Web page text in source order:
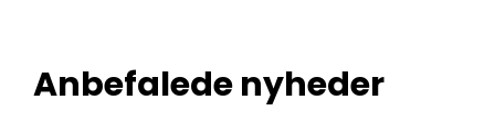
Anbefalede nyheder